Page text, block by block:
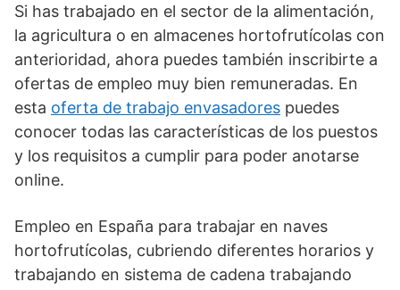
Si has trabajado en el sector de la alimentación,
la agricultura o en almacenes hortofrutícolas con
anterioridad, ahora puedes también inscribirte a
ofertas de empleo muy bien remuneradas. En
esta oferta de trabajo envasadores puedes
conocer todas las características de los puestos
y los requisitos a cumplir para poder anotarse
online.
Empleo en España para trabajar en naves
hortofrutícolas, cubriendo diferentes horarios y
trabajando en sistema de cadena trabajando